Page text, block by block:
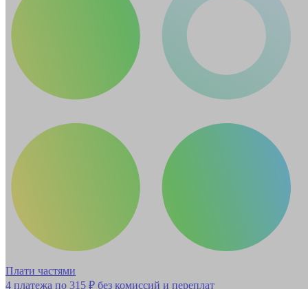
Плати частями
4 платежа по 315 ₽ без комиссий и переплат